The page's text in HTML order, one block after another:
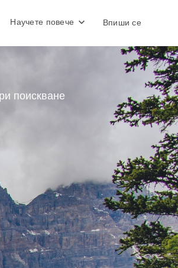
Научете повече Впиши се
поискване